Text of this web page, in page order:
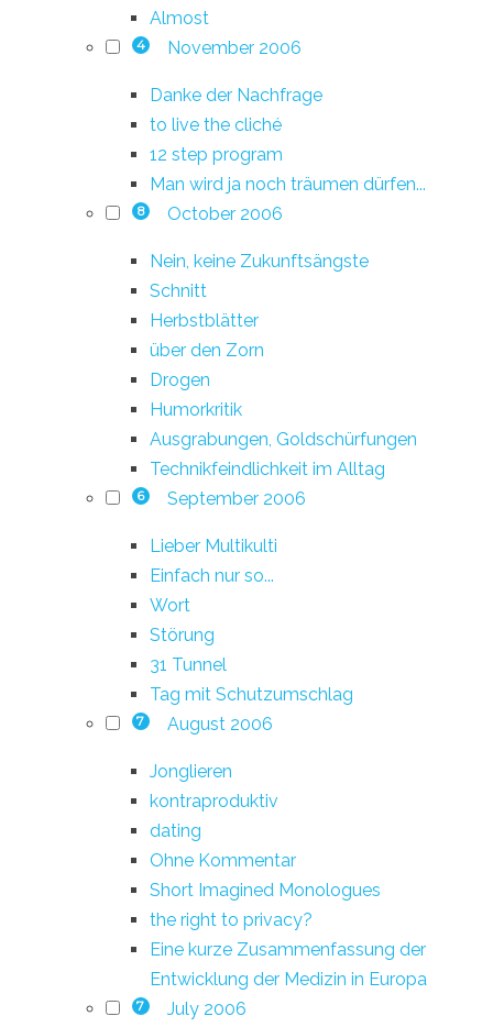
Almost
4 November 2006
Danke der Nachfrage
to live the cliché
12 step program
Man wird ja noch träumen dürfen...
8 October 2006
Nein, keine Zukunftsängste
Schnitt
Herbstblätter
über den Zorn
Drogen
Humorkritik
Ausgrabungen, Goldschürfungen
Technikfeindlichkeit im Alltag
6 September 2006
Lieber Multikulti
Einfach nur so...
Wort
Störung
31 Tunnel
Tag mit Schutzumschlag
7 August 2006
Jonglieren
kontraproduktiv
dating
Ohne Kommentar
Short Imagined Monologues
the right to privacy?
Eine kurze Zusammenfassung der
Entwicklung der Medizin in Europa
7 July 2006